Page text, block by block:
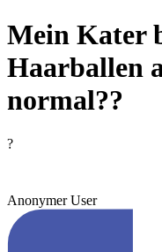
Mein Kater
Haarballen
normal??
?
Anonymer User